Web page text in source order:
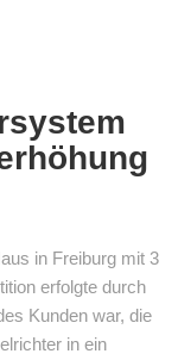
in Freiburg mit 3
erfolgte durch
Kunden war, die
in ein